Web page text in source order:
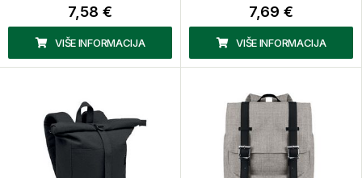
7,58 €
VIŠE INFORMACIJA
7,69 €
VIŠE INFORMACIJA